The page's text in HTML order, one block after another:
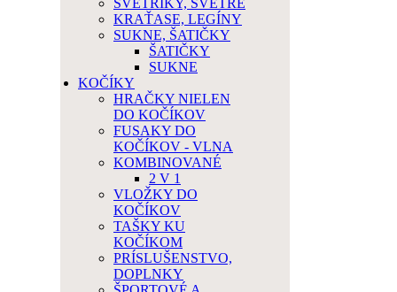
SVETRÍKY, SVETRE
KRAŤASE, LEGÍNY
SUKNE, ŠATIČKY
ŠATIČKY
SUKNE
KOČÍKY
HRAČKY NIELEN
DO KOČÍKOV
FUSAKY DO
KOČÍKOV - VLNA
KOMBINOVANÉ
2 V 1
VLOŽKY DO
KOČÍKOV
TAŠKY KU
KOČÍKOM
PRÍSLUŠENSTVO,
DOPLNKY